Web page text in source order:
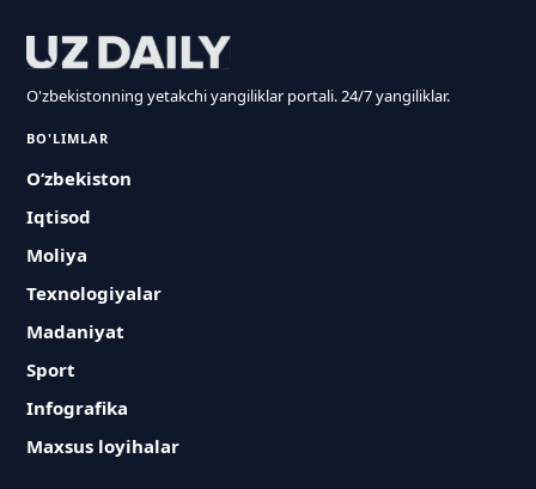
O'zbekistonning yetakchi yangiliklar portali. 24/7 yangiliklar.
BO'LIMLAR
O‘zbekiston
Iqtisod
Moliya
Texnologiyalar
Madaniyat
Sport
Infografika
Maxsus loyihalar